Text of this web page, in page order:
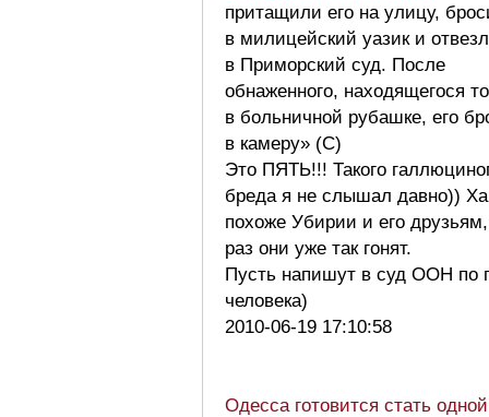
притащили его на улицу,
в милицейский уазик и
в Приморский суд. После
обнаженного, находящегося
в больничной рубашке, его
в камеру» (С)
Это ПЯТЬ!!! Такого
бреда я не слышал давно))
похоже Убирии и его друзьям,
раз они уже так гонят.
Пусть напишут в суд ООН по
человека)
2010-06-19 17:10:58
Одесса готовится стать